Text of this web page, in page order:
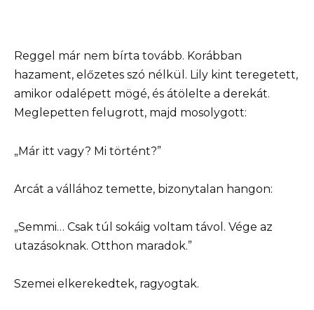
Reggel már nem bírta tovább. Korábban
hazament, előzetes szó nélkül. Lily kint teregetett,
amikor odalépett mögé, és átölelte a derekát.
Meglepetten felugrott, majd mosolygott:
„Már itt vagy? Mi történt?”
Arcát a vállához temette, bizonytalan hangon:
„Semmi… Csak túl sokáig voltam távol. Vége az
utazásoknak. Otthon maradok.”
Szemei elkerekedtek, ragyogtak.